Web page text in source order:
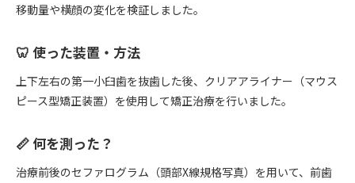
移動量や横顔の変化を検証しました。
🦷 使った装置・方法
上下左右の第一小臼歯を抜歯した後、クリアアライナー（マウス
ピース型矯正装置）を使用して矯正治療を行いました。
📏 何を測った？
治療前後のセファログラム（頭部X線規格写真）を用いて、前歯